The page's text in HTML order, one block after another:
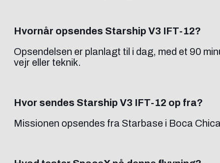
Hvornår opsendes Starship V3 IFT-12?
Opsendelsen er planlagt til i dag, med et 90
vejr eller teknik.
Hvor sendes Starship V3 IFT-12 op fra?
Missionen opsendes fra Starbase i Boca